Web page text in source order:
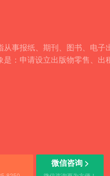
事报纸、期刊、图书、电
：申请设立出版物零售、
微信咨询 >